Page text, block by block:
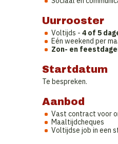
Uurrooster
Voltijds - 4 of 5
Eén weekend per
Zon- en
Startdatum
Te bespreken.
Aanbod
Vast contract voor
Maaltijdcheques
Voltijdse job in een